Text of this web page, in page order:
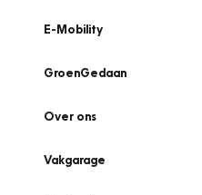
E-Mobility
GroenGedaan
Over ons
Vakgarage